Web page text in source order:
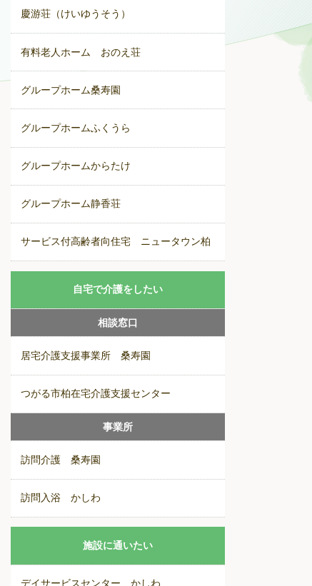
慶游荘（けいゆうそう）
有料老人ホーム おのえ荘
グループホーム桑寿園
グループホームふくうら
グループホームからたけ
グループホーム静香荘
サービス付高齢者向住宅 ニュータウン柏
自宅で介護をしたい
相談窓口
居宅介護支援事業所 桑寿園
つがる市柏在宅介護支援センター
事業所
訪問介護 桑寿園
訪問入浴 かしわ
施設に通いたい
デイサービスセンター かしわ